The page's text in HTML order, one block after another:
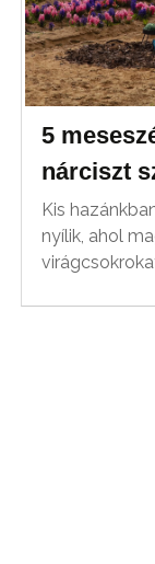
5
nárciszt
Kis
nyílik, ahol